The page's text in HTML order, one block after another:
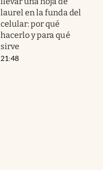
laurel en la funda del
celular: por qué
hacerlo y para qué
sirve
21:48